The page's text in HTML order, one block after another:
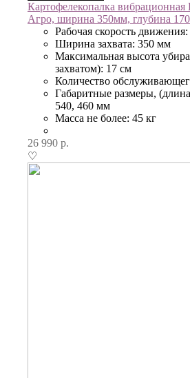
Картофелекопалка
Агро, ширина 350мм, глубина
Рабочая скорость
Ширина захвата: 350 мм
Максимальная высота
захватом): 17 см
Количество
Габаритные размеры,
540, 460 мм
Масса не более: 45 кг
26 990 р.
♡